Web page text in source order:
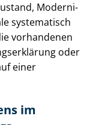
Mo­der­ni­
systematisch
vorhandenen
oder
einer
im